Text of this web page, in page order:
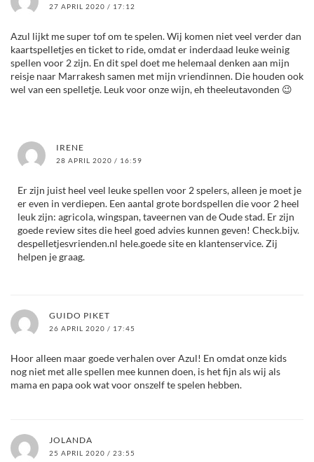
27 APRIL 2020 / 17:12
Azul lijkt me super tof om te spelen. Wij komen niet veel verder dan
kaartspelletjes en ticket to ride, omdat er inderdaad leuke weinig
spellen voor 2 zijn. En dit spel doet me helemaal denken aan mijn
reisje naar Marrakesh samen met mijn vriendinnen. Die houden ook
wel van een spelletje. Leuk voor onze wijn, eh theeleutavonden 😉
IRENE
28 APRIL 2020 / 16:59
Er zijn juist heel veel leuke spellen voor 2 spelers, alleen je moet je
er even in verdiepen. Een aantal grote bordspellen die voor 2 heel
leuk zijn: agricola, wingspan, taveernen van de Oude stad. Er zijn
goede review sites die heel goed advies kunnen geven! Check.bijv.
despelletjesvrienden.nl hele.goede site en klantenservice. Zij
helpen je graag.
GUIDO PIKET
26 APRIL 2020 / 17:45
Hoor alleen maar goede verhalen over Azul! En omdat onze kids
nog niet met alle spellen mee kunnen doen, is het fijn als wij als
mama en papa ook wat voor onszelf te spelen hebben.
JOLANDA
25 APRIL 2020 / 23:55